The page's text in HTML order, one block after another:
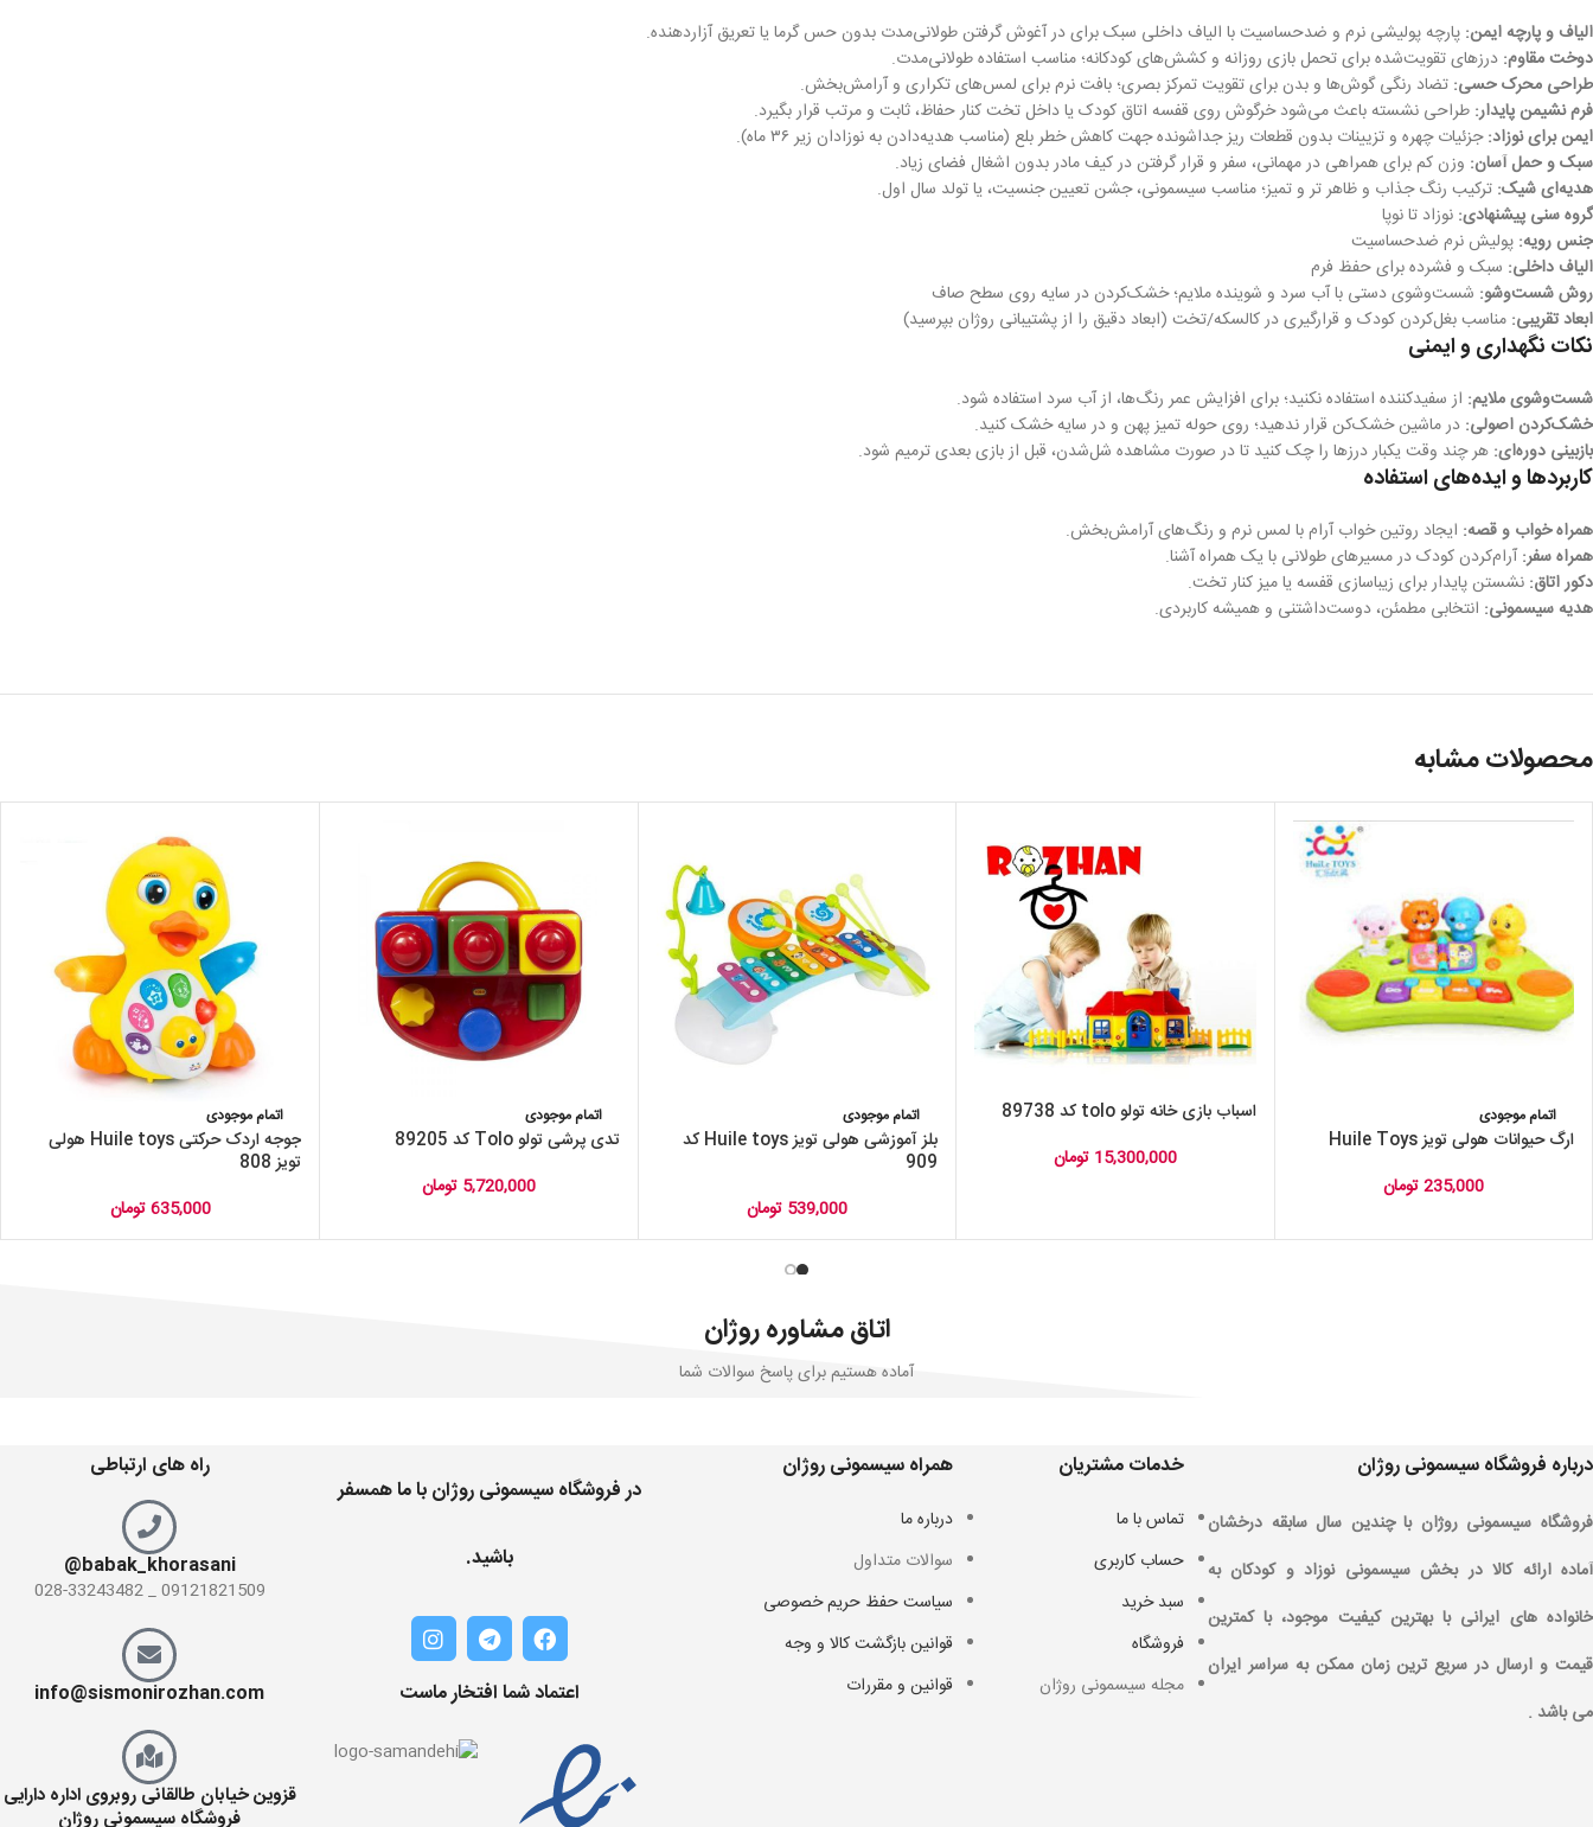
الیاف و پارچه ایمن: پارچه پولیشی نرم و ضدحساسیت با الیاف داخلی سبک برای در آغوش گرفتن طولانی‌مدت بدون حس گرما یا تعریق آزاردهنده.
دوخت مقاوم: درزهای تقویت‌شده برای تحمل بازی روزانه و کشش‌های کودکانه؛ مناسب استفاده طولانی‌مدت.
طراحی محرک حسی: تضاد رنگی گوش‌ها و بدن برای تقویت تمرکز بصری؛ بافت نرم برای لمس‌های تکراری و آرامش‌بخش.
فرم نشیمن پایدار: طراحی نشسته باعث می‌شود خرگوش روی قفسه اتاق کودک یا داخل تخت کنار حفاظ، ثابت و مرتب قرار بگیرد.
ایمن برای نوزاد:جزئیات چهره و تزیینات بدون قطعات ریز جداشونده جهت کاهش خطر بلع (مناسب هدیه‌دادن به نوزادان زیر ۳۶ ماه).
سبک و حمل آسان: وزن کم برای همراهی در مهمانی، سفر و قرار گرفتن در کیف مادر بدون اشغال فضای زیاد.
هدیه‌ای شیک: ترکیب رنگ جذاب و ظاهر تر و تمیز؛ مناسب سیسمونی، جشن تعیین جنسیت، یا تولد سال اول.
گروه سنی پیشنهادی: نوزاد تا نوپا
جنس رویه: پولیش نرم ضدحساسیت
الیاف داخلی: سبک و فشرده برای حفظ فرم
روش شست‌وشو: شست‌وشوی دستی با آب سرد و شوینده ملایم؛ خشک‌کردن در سایه روی سطح صاف
ابعاد تقریبی: مناسب بغل‌کردن کودک و قرارگیری در کالسکه/تخت (ابعاد دقیق را از پشتیبانی روژان بپرسید)
نکات نگهداری و ایمنی
شست‌وشوی ملایم: از سفیدکننده استفاده نکنید؛ برای افزایش عمر رنگ‌ها، از آب سرد استفاده شود.
خشک‌کردن اصولی: در ماشین خشک‌کن قرار ندهید؛ روی حوله تمیز پهن و در سایه خشک کنید.
بازبینی دوره‌ای: هر چند وقت یکبار درزها را چک کنید تا در صورت مشاهده شل‌شدن، قبل از بازی بعدی ترمیم شود.
کاربردها و ایده‌های استفاده
همراه خواب و قصه: ایجاد روتین خواب آرام با لمس نرم و رنگ‌های آرامش‌بخش.
همراه سفر:آرام‌کردن کودک در مسیرهای طولانی با یک همراه آشنا.
دکور اتاق: نشستن پایدار برای زیباسازی قفسه یا میز کنار تخت.
هدیه سیسمونی: انتخابی مطمئن، دوست‌داشتنی و همیشه کاربردی.
محصولات مشابه
اتمام موجودی
ارگ حیوانات هولی تویز Huile Toys
235,000تومان
اسباب بازی خانه تولو tolo کد 89738
15,300,000 تومان
اتمام موجودی
بلز آموزشی هولی تویز Huile toys کد
909
539,000 تومان
اتمام موجودی
تدی پرشی تولو Tolo کد 89205
5,720,000 تومان
اتمام موجودی
جوجه اردک حرکتی Huile toys هولی
تویز 808
635,000تومان
اتاق مشاوره روژان
آماده هستیم برای پاسخ سوالات شما
درباره فروشگاه سیسمونی روژان
فروشگاه سیسمونی روژان با چندین سال سابقه درخشان
آماده ارائه کالا در بخش سیسمونی نوزاد و کودکان به
خانواده های ایرانی با بهترین کیفیت موجود، با کمترین
قیمت و ارسال در سریع ترین زمان ممکن به سراسر ایران
می باشد .
خدمات مشتریان
تماس با ما
حساب کاربری
سبد خرید
فروشگاه
مجله سیسمونی روژان
همراه سیسمونی روژان
درباره ما
سوالات متداول
سیاست حفظ حریم خصوصی
قوانین بازگشت کالا و وجه
قوانین و مقررات
در فروشگاه سیسمونی روژان با ما همسفر
باشید.
اعتماد شما افتخار ماست
راه های ارتباطی
babak_khorasani@
09121821509 _ 028-33243482
info@sismonirozhan.com
قزوین خیابان طالقانی روبروی اداره دارایی
فروشگاه سیسمونی روژان